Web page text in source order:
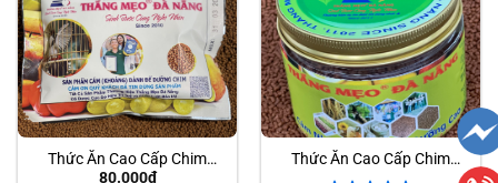
Thức Ăn Cao Cấp Chim
Chào Mào – Cám Khoáng
80.000₫
Thức Ăn Cao Cấp Chim
Chào Mào – Cám Nhân Sâm